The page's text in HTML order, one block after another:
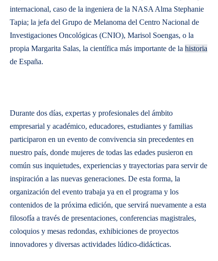
internacional, caso de la ingeniera de la NASA Alma Stephanie
Tapia; la jefa del Grupo de Melanoma del Centro Nacional de
Investigaciones Oncológicas (CNIO), Marisol Soengas, o la
propia Margarita Salas, la científica más importante de la historia
de España.
Durante dos días, expertas y profesionales del ámbito
empresarial y académico, educadores, estudiantes y familias
participaron en un evento de convivencia sin precedentes en
nuestro país, donde mujeres de todas las edades pusieron en
común sus inquietudes, experiencias y trayectorias para servir de
inspiración a las nuevas generaciones. De esta forma, la
organización del evento trabaja ya en el programa y los
contenidos de la próxima edición, que servirá nuevamente a esta
filosofía a través de presentaciones, conferencias magistrales,
coloquios y mesas redondas, exhibiciones de proyectos
innovadores y diversas actividades lúdico-didácticas.